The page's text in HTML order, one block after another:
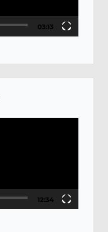
03:13
12:34